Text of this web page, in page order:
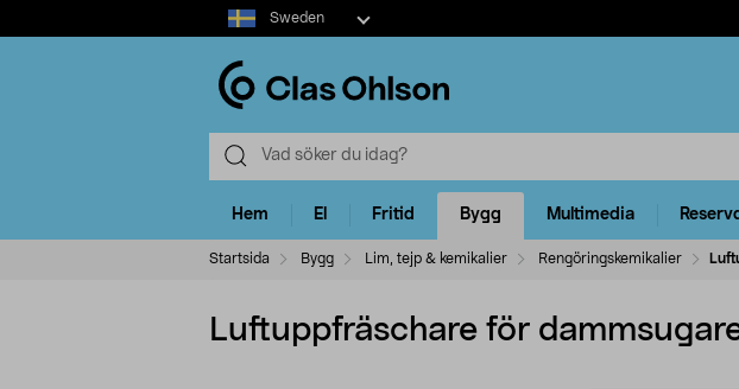
Select
market
Sweden
Hem El Fritid Bygg Multimedia
Startsida Bygg Lim, tejp & kemikalier Rengöringskemikalier
Luftuppfräschare för